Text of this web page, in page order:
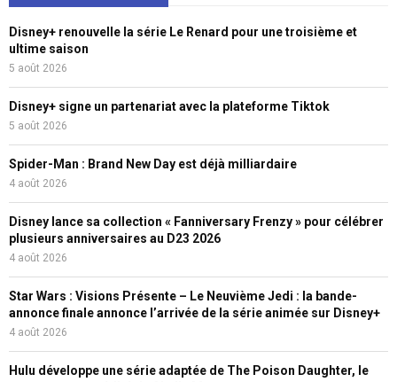
Disney+ renouvelle la série Le Renard pour une troisième et
ultime saison
5 août 2026
Disney+ signe un partenariat avec la plateforme Tiktok
5 août 2026
Spider-Man : Brand New Day est déjà milliardaire
4 août 2026
Disney lance sa collection « Fanniversary Frenzy » pour célébrer
plusieurs anniversaires au D23 2026
4 août 2026
Star Wars : Visions Présente – Le Neuvième Jedi : la bande-
annonce finale annonce l’arrivée de la série animée sur Disney+
4 août 2026
Hulu développe une série adaptée de The Poison Daughter, le